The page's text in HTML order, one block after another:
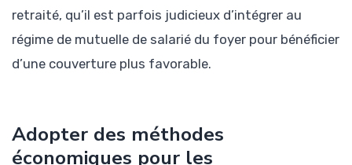
retraité, qu’il est parfois judicieux d’intégrer au
régime de mutuelle de salarié du foyer pour bénéficier
d’une couverture plus favorable.
Adopter des méthodes
économiques pour les